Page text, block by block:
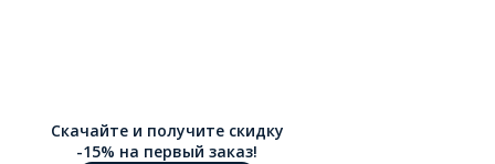
Скачайте и получите скидку
-15% на первый заказ!